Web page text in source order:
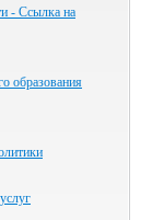
- Ссылка на
образования